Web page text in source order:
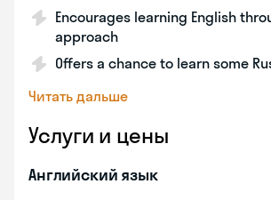
Encourages learning English
approach
Offers a chance to learn some
Читать дальше
Услуги и цены
Английский язык